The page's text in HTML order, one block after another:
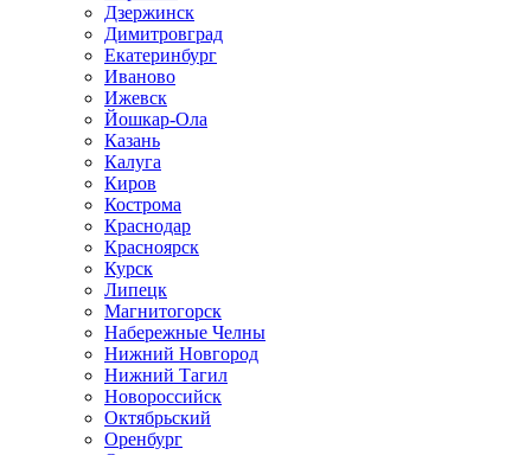
Дзержинск
Димитровград
Екатеринбург
Иваново
Ижевск
Йошкар-Ола
Казань
Калуга
Киров
Кострома
Краснодар
Красноярск
Курск
Липецк
Магнитогорск
Набережные Челны
Нижний Новгород
Нижний Тагил
Новороссийск
Октябрьский
Оренбург